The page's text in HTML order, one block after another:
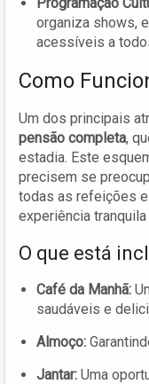
organiza shows,
acessíveis a
Como
Um dos principais
pensão completa,
estadia. Este
precisem se
todas as refeições
experiência
O que está
Café da Manhã:
saudáveis e
Almoço:
Jantar: Uma